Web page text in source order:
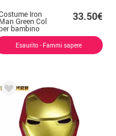
Iron
Man Green Col
bambino
33.50€
Esaurito - Fammi sapere